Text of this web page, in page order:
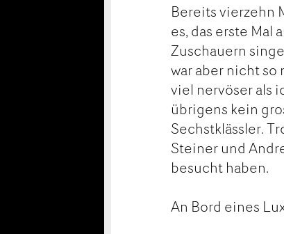
Bereits vierzehn
es, das erste Mal
Zuschauern
war aber nicht so
viel nervöser als
übrigens kein
Sechstklässler.
Steiner und
besucht haben.
An Bord eines